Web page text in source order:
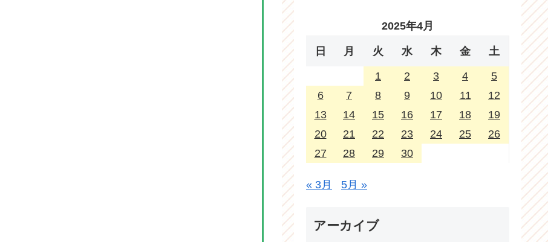
2025年4月
日 月 火 水 木 金 土
1 2 3 4
5
6
7 8 9 10 11
12
13
14 15 16 17 18
19
20
21 22 23 24 25
26
27
28 29 30
« 3月 5月 »
アーカイブ